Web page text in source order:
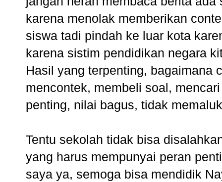
karena menolak memberikan
siswa tadi pindah ke luar kota
karena sistim pendidikan negara
Hasil yang terpenting, bagaimana
mencontek, membeli soal,
penting, nilai bagus, tidak
Tentu sekolah tidak bisa
yang harus mempunyai peran
saya ya, semoga bisa mendidik